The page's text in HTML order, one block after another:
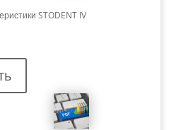
STODENT IV